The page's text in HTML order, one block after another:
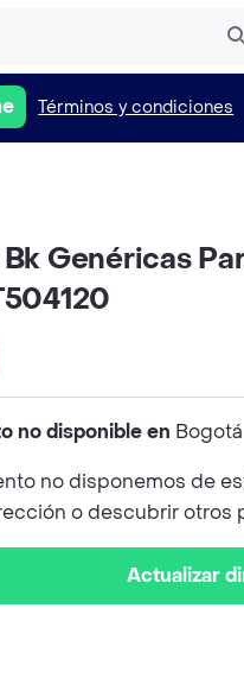
Términos y condiciones
Genéricas
no disponible en Bogotá
no disponemos de
o descubrir otros
Actualizar